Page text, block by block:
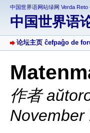
中国世界语网站绿网 Verda
中国世界语
论坛主页 ĉefpaĝo de
作者